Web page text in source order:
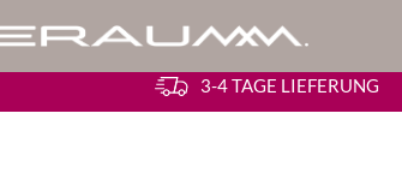
3-4 TAGE LIEFERUNG